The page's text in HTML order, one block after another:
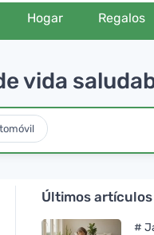
Hogar Regalos
vida
Últimos artículos
#